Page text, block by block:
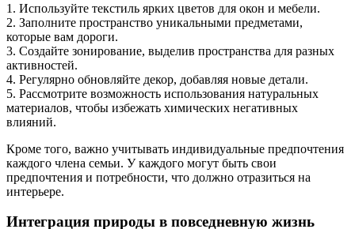
1. Используйте текстиль ярких цветов для окон и мебели.
2. Заполните пространство уникальными предметами,
которые вам дороги.
3. Создайте зонирование, выделив пространства для разных
активностей.
4. Регулярно обновляйте декор, добавляя новые детали.
5. Рассмотрите возможность использования натуральных
материалов, чтобы избежать химических негативных
влияний.
Кроме того, важно учитывать индивидуальные предпочтения
каждого члена семьи. У каждого могут быть свои
предпочтения и потребности, что должно отразиться на
интерьере.
Интеграция природы в повседневную жизнь